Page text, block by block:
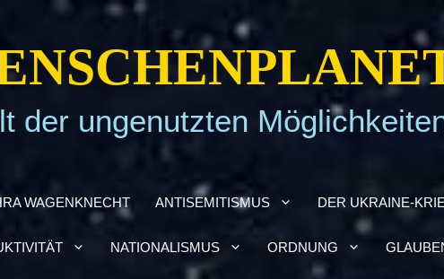
der ungenutzten
WAGEN­KNECHT ANTI­SE­MI­TIS­MUS DER UKRAI­­NE-
NATIO­NA­LIS­MUS ORD­NUNG